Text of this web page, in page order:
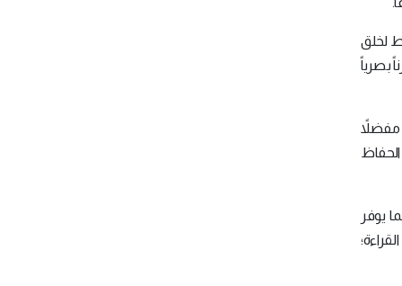
لخلق
بصرياً
مفضلاً
يوفر